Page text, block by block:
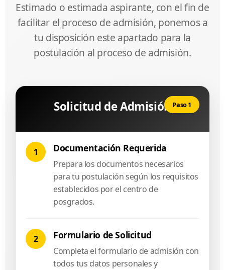
Estimado o estimada aspirante, con el fin de
facilitar el proceso de admisión, ponemos a
tu disposición este apartado para la
postulación al proceso de admisión.
Solicitud de Admisión Paso 1
1 Documentación Requerida
Prepara los documentos necesarios
para tu postulación según los requisitos
establecidos por el centro de
posgrados.
2 Formulario de Solicitud
Completa el formulario de admisión con
todos tus datos personales y